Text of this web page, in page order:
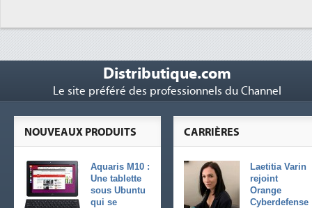
Distributique.com
Le site préféré des professionnels du Channel
CARRIÈRES
Laetitia Varin
rejoint
Orange
Cyberdefense
NOUVEAUX PRODUITS
Aquaris M10 :
Une tablette
sous Ubuntu
qui se